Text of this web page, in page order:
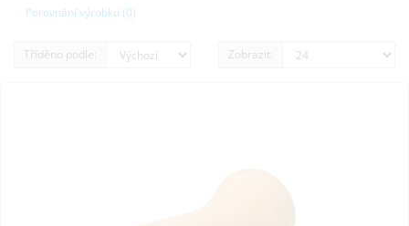
Porovnání výrobku (0)
Tříděno podle: Zobrazit: